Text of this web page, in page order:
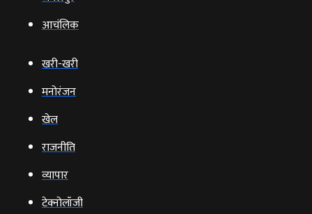
आचंलिक
खरी-खरी
मनोरंजन
खेल
राजनीति
व्‍यापार
टेक्‍नोलॉजी